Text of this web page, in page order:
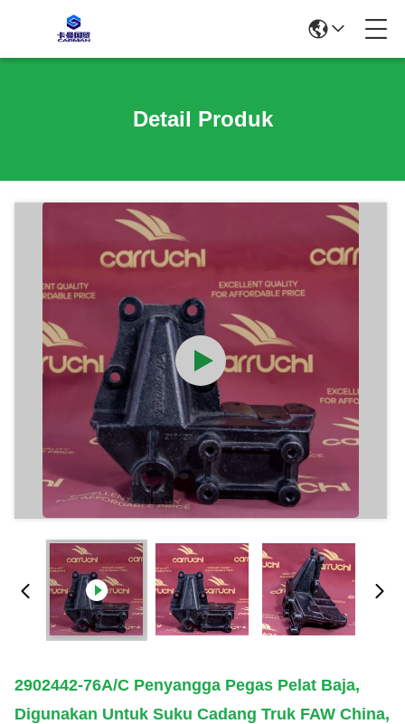
Detail Produk
2902442-76A/C Penyangga Pegas Pelat Baja,
Digunakan Untuk Suku Cadang Truk FAW China,